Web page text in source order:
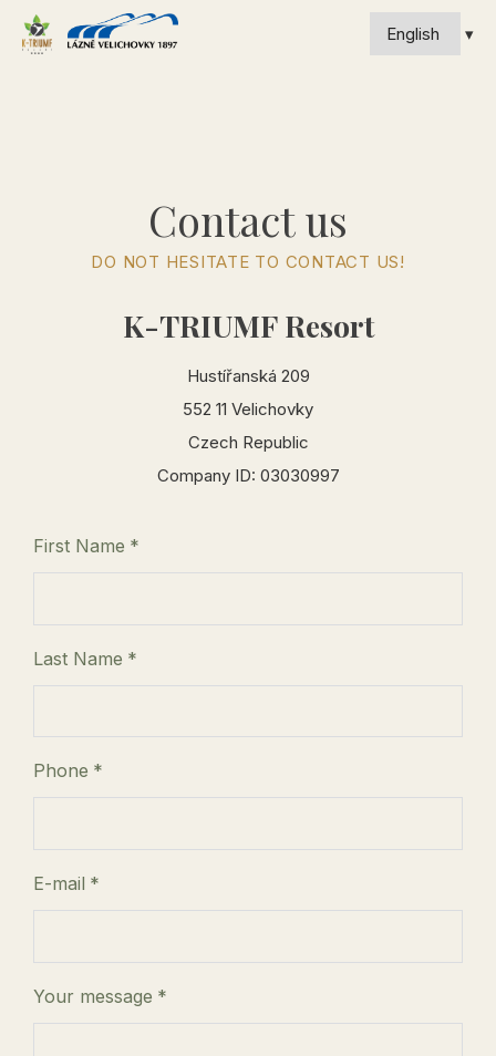
Contact us
DO NOT HESITATE TO CONTACT US!
K-TRIUMF Resort
Hustířanská 209
552 11 Velichovky
Czech Republic
Company ID: 03030997
First Name *
Last Name *
Phone *
E-mail *
Your message *